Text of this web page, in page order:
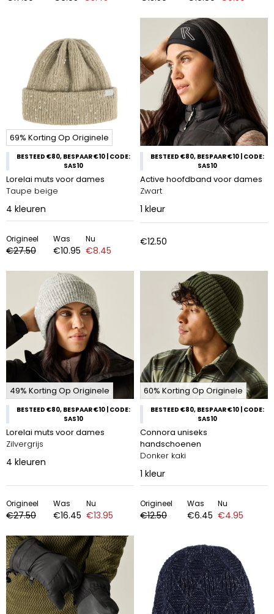
69% Korting Op Originele
BESTEED €80, BESPAAR €10 | CODE:
SAS10
Lorelai muts voor dames
Taupe beige
4 kleuren
Origineel
€27.50
Was
€10.95
Nu
€8.45
BESTEED €80, BESPAAR €10 | CODE:
SAS10
Active hoofdband voor dames
Zwart
1 kleur
€12.50
49% Korting Op Originele
BESTEED €80, BESPAAR €10 | CODE:
SAS10
Lorelai muts voor dames
Zilvergrijs
4 kleuren
Origineel
€27.50
Was
€16.45
Nu
€13.95
60% Korting Op Originele
BESTEED €80, BESPAAR €10 | CODE:
SAS10
Connora uniseks
handschoenen
Donker kaki
1 kleur
Origineel
€12.50
Was
€6.45
Nu
€4.95